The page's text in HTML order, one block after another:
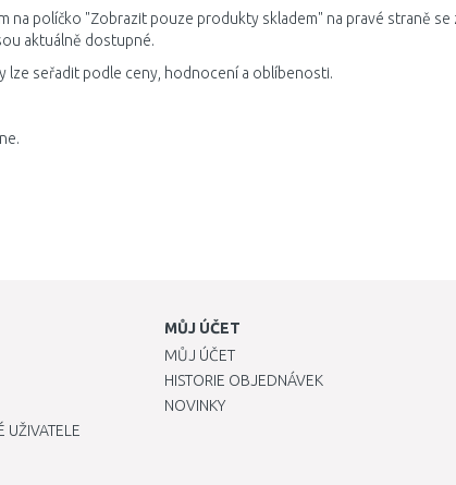
na políčko "Zobrazit pouze produkty skladem" na pravé straně se
aktuálně dostupné.
lze seřadit podle ceny, hodnocení a oblíbenosti.
UŽIVATELE
MŮJ ÚČET
MŮJ ÚČET
HISTORIE OBJEDNÁVEK
NOVINKY